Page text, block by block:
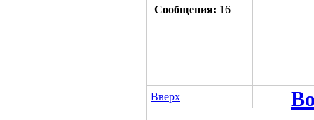
Сообщения: 16
Вверх